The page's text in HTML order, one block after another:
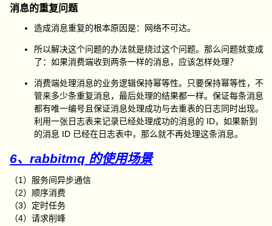
消息的重复问题
造成消息重复的根本原因是：网络不可达。
所以解决这个问题的办法就是绕过这个问题。那么问题就变成
了：如果消费端收到两条一样的消息，应该怎样处理？
消费端处理消息的业务逻辑保持幂等性。只要保持幂等性，不
管来多少条重复消息，最后处理的结果都一样。保证每条消息
都有唯一编号且保证消息处理成功与去重表的日志同时出现。
利用一张日志表来记录已经处理成功的消息的 ID，如果新到
的消息 ID 已经在日志表中，那么就不再处理这条消息。
6、rabbitmq 的使用场景
（1）服务间异步通信
（2）顺序消费
（3）定时任务
（4）请求削峰